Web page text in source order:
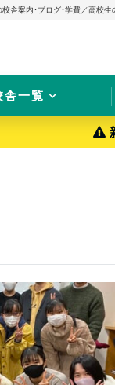
舎案内･ブログ･学費／高校
舎一覧